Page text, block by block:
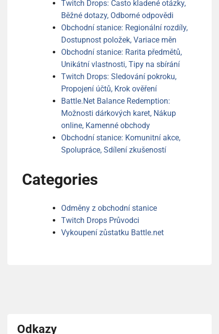
Twitch Drops: Často kladené otázky,
Běžné dotazy, Odborné odpovědi
Obchodní stanice: Regionální rozdíly,
Dostupnost položek, Variace měn
Obchodní stanice: Rarita předmětů,
Unikátní vlastnosti, Tipy na sbírání
Twitch Drops: Sledování pokroku,
Propojení účtů, Krok ověření
Battle.Net Balance Redemption:
Možnosti dárkových karet, Nákup
online, Kamenné obchody
Obchodní stanice: Komunitní akce,
Spolupráce, Sdílení zkušeností
Categories
Odměny z obchodní stanice
Twitch Drops Průvodci
Vykoupení zůstatku Battle.net
Odkazy